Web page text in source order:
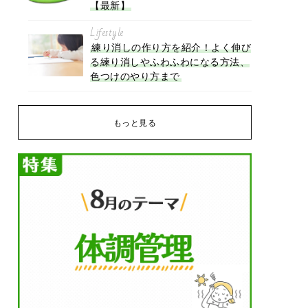
【最新】
Lifestyle
練り消しの作り方を紹介！よく伸び
る練り消しやふわふわになる方法、
色つけのやり方まで
もっと見る